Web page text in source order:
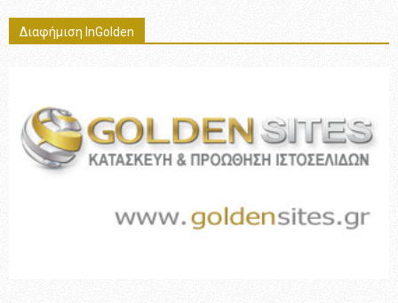
Διαφήμιση InGolden